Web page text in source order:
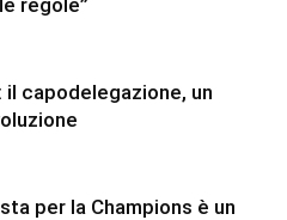
il capodelegazione, un
per la Champions è un